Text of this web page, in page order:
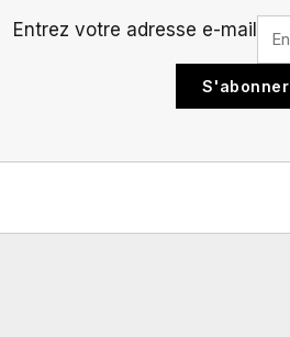
Entrez votre adresse e-mail
S'abonner